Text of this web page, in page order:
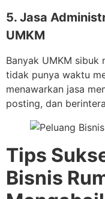
5. Jasa
UMKM
Banyak UMKM sibuk
tidak punya waktu
menawarkan jasa
posting, dan
Tips
Bisnis